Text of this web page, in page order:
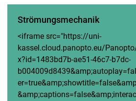
Strömungsmechanik
<iframe src="https://uni-
kassel.cloud.panopto.eu/
x?id=1483bd7b-ae51-46c7-b7dc-